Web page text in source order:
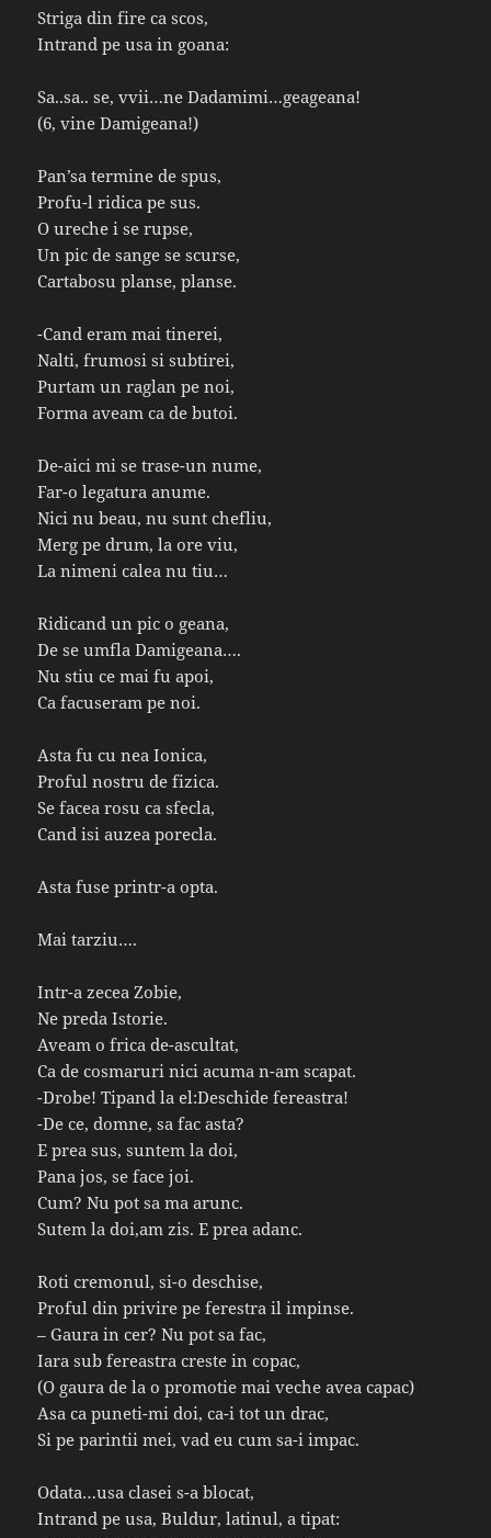
Striga din fire ca scos,
Intrand pe usa in goana:
Sa..sa.. se, vvii…ne Dadamimi…geageana!
(6, vine Damigeana!)
Pan’sa termine de spus,
Profu-l ridica pe sus.
O ureche i se rupse,
Un pic de sange se scurse,
Cartabosu planse, planse.
-Cand eram mai tinerei,
Nalti, frumosi si subtirei,
Purtam un raglan pe noi,
Forma aveam ca de butoi.
De-aici mi se trase-un nume,
Far-o legatura anume.
Nici nu beau, nu sunt chefliu,
Merg pe drum, la ore viu,
La nimeni calea nu tiu…
Ridicand un pic o geana,
De se umfla Damigeana….
Nu stiu ce mai fu apoi,
Ca facuseram pe noi.
Asta fu cu nea Ionica,
Proful nostru de fizica.
Se facea rosu ca sfecla,
Cand isi auzea porecla.
Asta fuse printr-a opta.
Mai tarziu….
Intr-a zecea Zobie,
Ne preda Istorie.
Aveam o frica de-ascultat,
Ca de cosmaruri nici acuma n-am scapat.
-Drobe! Tipand la el:Deschide fereastra!
-De ce, domne, sa fac asta?
E prea sus, suntem la doi,
Pana jos, se face joi.
Cum? Nu pot sa ma arunc.
Sutem la doi,am zis. E prea adanc.
Roti cremonul, si-o deschise,
Proful din privire pe ferestra il impinse.
– Gaura in cer? Nu pot sa fac,
Iara sub fereastra creste in copac,
(O gaura de la o promotie mai veche avea capac)
Asa ca puneti-mi doi, ca-i tot un drac,
Si pe parintii mei, vad eu cum sa-i impac.
Odata…usa clasei s-a blocat,
Intrand pe usa, Buldur, latinul, a tipat: